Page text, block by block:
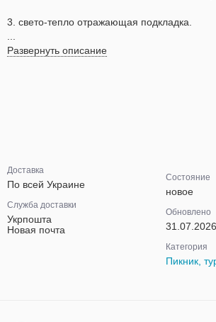
3. свето-тепло отражающая подкладка.
Развернуть описание
Доставка
По всей Украине
Служба доставки
Укрпошта
Новая почта
Состояние
новое
Обновлено
31.07.2026
Категория
Пикник,